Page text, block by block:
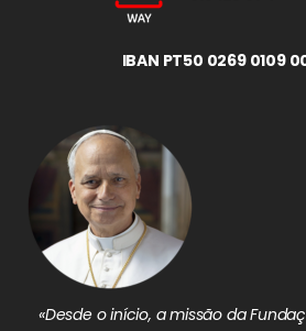
IBAN PT50 0269 0109
«Desde o início, a missão da